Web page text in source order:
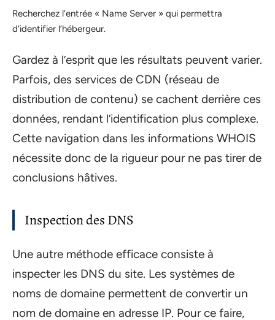
Recherchez l’entrée « Name Server » qui permettra
d’identifier l’hébergeur.
Gardez à l’esprit que les résultats peuvent varier.
Parfois, des services de CDN (réseau de
distribution de contenu) se cachent derrière ces
données, rendant l’identification plus complexe.
Cette navigation dans les informations WHOIS
nécessite donc de la rigueur pour ne pas tirer de
conclusions hâtives.
Inspection des DNS
Une autre méthode efficace consiste à
inspecter les DNS du site. Les systèmes de
noms de domaine permettent de convertir un
nom de domaine en adresse IP. Pour ce faire,